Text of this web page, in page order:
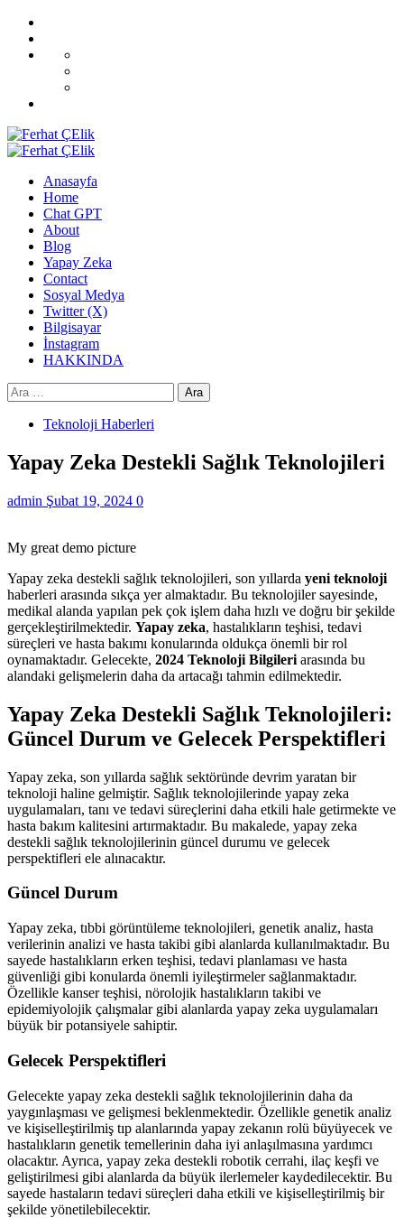
Skip
content
Demos
Primary
Anasayfa
Home
Chat GPT
About
Blog
Yapay Zeka
Contact
Sosyal Medya
Twitter (X)
Bilgisayar
İnstagram
HAKKINDA
Arama:
Teknoloji Haberleri
Yapay Zeka Destekli Sağlık Teknolojileri
admin Şubat 19, 2024 0
My great demo picture
Yapay zeka destekli sağlık teknolojileri, son yıllarda yeni teknoloji
haberleri arasında sıkça yer almaktadır. Bu teknolojiler sayesinde,
medikal alanda yapılan pek çok işlem daha hızlı ve doğru bir şekilde
gerçekleştirilmektedir. Yapay zeka, hastalıkların teşhisi, tedavi
süreçleri ve hasta bakımı konularında oldukça önemli bir rol
oynamaktadır. Gelecekte, 2024 Teknoloji Bilgileri arasında bu
alandaki gelişmelerin daha da artacağı tahmin edilmektedir.
Yapay Zeka Destekli Sağlık Teknolojileri:
Güncel Durum ve Gelecek Perspektifleri
Yapay zeka, son yıllarda sağlık sektöründe devrim yaratan bir
teknoloji haline gelmiştir. Sağlık teknolojilerinde yapay zeka
uygulamaları, tanı ve tedavi süreçlerini daha etkili hale getirmekte ve
hasta bakım kalitesini artırmaktadır. Bu makalede, yapay zeka
destekli sağlık teknolojilerinin güncel durumu ve gelecek
perspektifleri ele alınacaktır.
Güncel Durum
Yapay zeka, tıbbi görüntüleme teknolojileri, genetik analiz, hasta
verilerinin analizi ve hasta takibi gibi alanlarda kullanılmaktadır. Bu
sayede hastalıkların erken teşhisi, tedavi planlaması ve hasta
güvenliği gibi konularda önemli iyileştirmeler sağlanmaktadır.
Özellikle kanser teşhisi, nörolojik hastalıkların takibi ve
epidemiyolojik çalışmalar gibi alanlarda yapay zeka uygulamaları
büyük bir potansiyele sahiptir.
Gelecek Perspektifleri
Gelecekte yapay zeka destekli sağlık teknolojilerinin daha da
yaygınlaşması ve gelişmesi beklenmektedir. Özellikle genetik analiz
ve kişiselleştirilmiş tıp alanlarında yapay zekanın rolü büyüyecek ve
hastalıkların genetik temellerinin daha iyi anlaşılmasına yardımcı
olacaktır. Ayrıca, yapay zeka destekli robotik cerrahi, ilaç keşfi ve
geliştirilmesi gibi alanlarda da büyük ilerlemeler kaydedilecektir. Bu
sayede hastaların tedavi süreçleri daha etkili ve kişiselleştirilmiş bir
şekilde yönetilebilecektir.